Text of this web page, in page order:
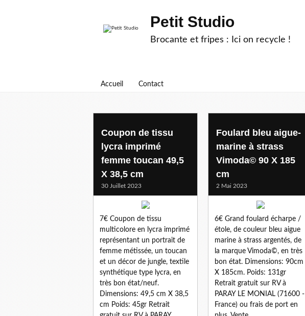
Petit Studio
Brocante et fripes : Ici on recycle !
Accueil Contact
coupons de tissu
Coupon de tissu
lycra imprimé
femme toucan 49,5
X 38,5 cm
30 Juillet 2023
7€ Coupon de tissu
multicolore en lycra imprimé
représentant un portrait de
femme métissée, un toucan
et un décor de jungle, textile
synthétique type lycra, en
très bon état/neuf.
Dimensions: 49,5 cm X 38,5
cm Poids: 45gr Retrait
Foulard bleu aigue-
marine à strass
Vimoda© 90 X 185
cm
2 Mai 2023
6€ Grand foulard écharpe /
étole, de couleur bleu aigue
marine à strass argentés, de
la marque Vimoda©, en très
bon état. Dimensions: 90cm
X 185cm. Poids: 131gr
Retrait gratuit sur RV à
PARAY LE MONIAL (71600 -
France) ou frais de port en